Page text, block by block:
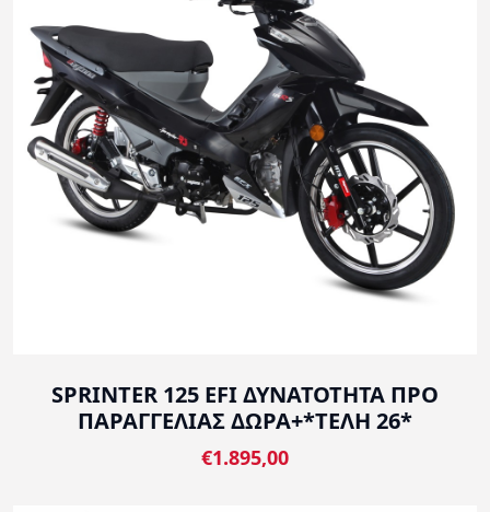
SPRINTER 125 EFI ΔΥΝΑΤΟΤΗΤΑ ΠΡΟ
ΠΑΡΑΓΓΕΛΙΑΣ ΔΩΡΑ+*ΤΕΛΗ 26*
€1.895,00